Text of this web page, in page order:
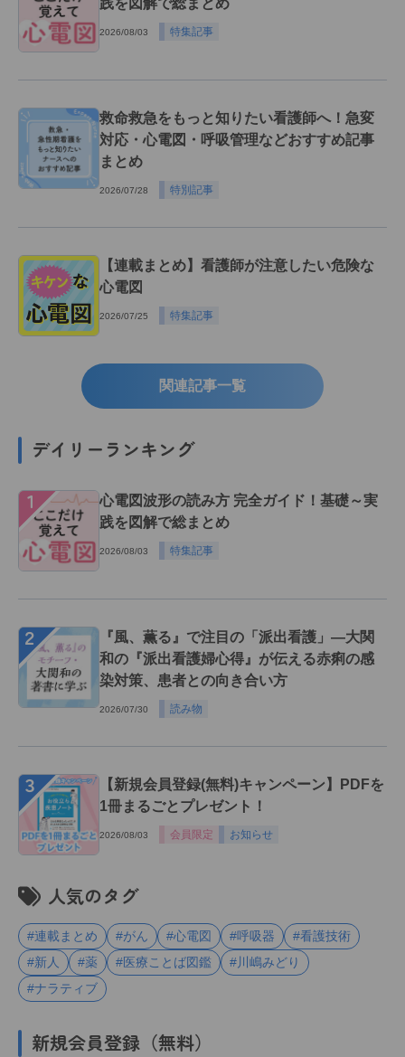
践を図解で総まとめ
2026/08/03 特集記事
救命救急をもっと知りたい看護師へ！急変
対応・心電図・呼吸管理などおすすめ記事
まとめ
2026/07/28 特別記事
【連載まとめ】看護師が注意したい危険な
心電図
2026/07/25 特集記事
関連記事一覧
デイリーランキング
１
心電図波形の読み方 完全ガイド！基礎～実
践を図解で総まとめ
2026/08/03 特集記事
２
『風、薫る』で注目の「派出看護」―大関
和の『派出看護婦心得』が伝える赤痢の感
染対策、患者との向き合い方
2026/07/30 読み物
３
【新規会員登録(無料)キャンペーン】PDFを
1冊まるごとプレゼント！
2026/08/03 会員限定 お知らせ
人気のタグ
#連載まとめ #がん #心電図 #呼吸器
#看護技術
#新人
#薬 #医療ことば図鑑
#川嶋みどり
#ナラティブ
新規会員登録（無料）